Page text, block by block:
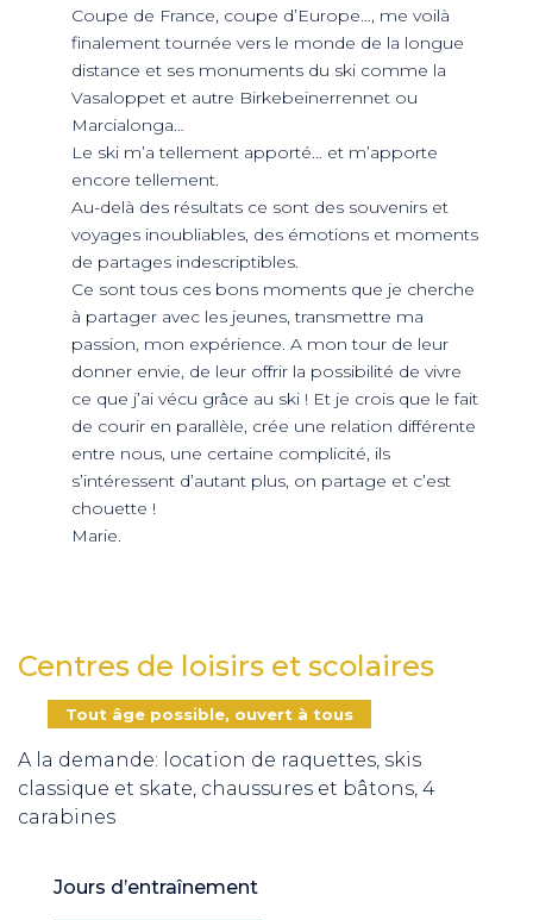
Nordic
son espace !”
ET
Coupe de France, coupe d’Europe…, me voilà
finalement tournée vers le monde de la longue
distance et ses monuments du ski comme la
Vasaloppet et autre Birkebeinerrennet ou
Marcialonga…
Le ski m’a tellement apporté… et m’apporte
encore tellement.
Au-delà des résultats ce sont des souvenirs et
voyages inoubliables, des émotions et moments
de partages indescriptibles.
Ce sont tous ces bons moments que je cherche
à partager avec les jeunes, transmettre ma
passion, mon expérience. A mon tour de leur
donner envie, de leur offrir la possibilité de vivre
ce que j’ai vécu grâce au ski ! Et je crois que le fait
de courir en parallèle, crée une relation différente
entre nous, une certaine complicité, ils
s’intéressent d’autant plus, on partage et c’est
chouette !
Marie.
Centres de loisirs et scolaires
Tout âge possible, ouvert à tous
A la demande: location de raquettes, skis
classique et skate, chaussures et bâtons, 4
carabines
Jours d’entraînement